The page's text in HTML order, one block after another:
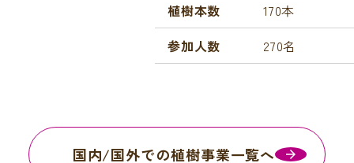
植樹本数
170本
参加人数
270名
国内/国外での植樹事業一覧へ